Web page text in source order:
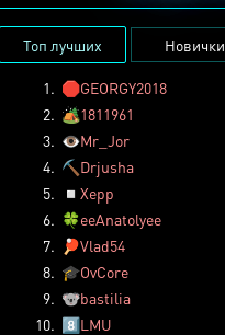
Топ лучших Новички
1. 🛑GEORGY2018
2. 🏕️1811961
3. 👁️Mr_Jor
4. ⛏️ Drjusha
5.
◽ Xepp
6. 🍀eeAnatolyee
7.
🏓Vlad54
8. 🎓OvCore
9. 🐨bastilia
10. 8️⃣LMU